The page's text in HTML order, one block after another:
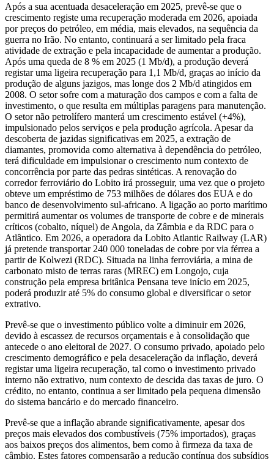
Após a sua acentuada desaceleração em 2025, prevê-se que o
crescimento registe uma recuperação moderada em 2026, apoiada
por preços do petróleo, em média, mais elevados, na sequência da
guerra no Irão. No entanto, continuará a ser limitado pela fraca
atividade de extração e pela incapacidade de aumentar a produção.
Após uma queda de 8 % em 2025 (1 Mb/d), a produção deverá
registar uma ligeira recuperação para 1,1 Mb/d, graças ao início da
produção de alguns jazigos, mas longe dos 2 Mb/d atingidos em
2008. O setor sofre com a maturação dos campos e com a falta de
investimento, o que resulta em múltiplas paragens para manutenção.
O setor não petrolífero manterá um crescimento estável (+4%),
impulsionado pelos serviços e pela produção agrícola. Apesar da
descoberta de jazidas significativas em 2025, a extração de
diamantes, promovida como alternativa à dependência do petróleo,
terá dificuldade em impulsionar o crescimento num contexto de
concorrência por parte das pedras sintéticas. A renovação do
corredor ferroviário do Lobito irá prosseguir, uma vez que o projeto
obteve um empréstimo de 753 milhões de dólares dos EUA e do
banco de desenvolvimento sul-africano. A ligação ao porto marítimo
permitirá aumentar os volumes de transporte de cobre e de minerais
críticos (cobalto, níquel) de Angola, da Zâmbia e da RDC para o
Atlântico. Em 2026, a operadora da Lobito Atlantic Railway (LAR)
já pretende transportar 240 000 toneladas de cobre por via férrea a
partir de Kolwezi (RDC). Situada na linha ferroviária, a mina de
carbonato misto de terras raras (MREC) em Longojo, cuja
construção pela empresa britânica Pensana teve início em 2025,
poderá produzir até 5% do consumo global e diversificar o setor
extrativo.
Prevê-se que o investimento público volte a diminuir em 2026,
devido à escassez de recursos orçamentais e à consolidação que
antecede o ano eleitoral de 2027. O consumo privado, apoiado pelo
crescimento demográfico e pela desaceleração da inflação, deverá
registar uma ligeira recuperação, tal como o investimento privado
interno não extrativo, num contexto de descida das taxas de juro. O
crédito, no entanto, continua a ser limitado pela pequena dimensão
do sistema bancário e do mercado financeiro.
Prevê-se que a inflação abrande significativamente, apesar dos
preços mais elevados dos combustíveis (75% importados), graças
aos baixos preços dos alimentos, bem como à firmeza da taxa de
câmbio. Estes fatores compensarão a redução contínua dos subsídios